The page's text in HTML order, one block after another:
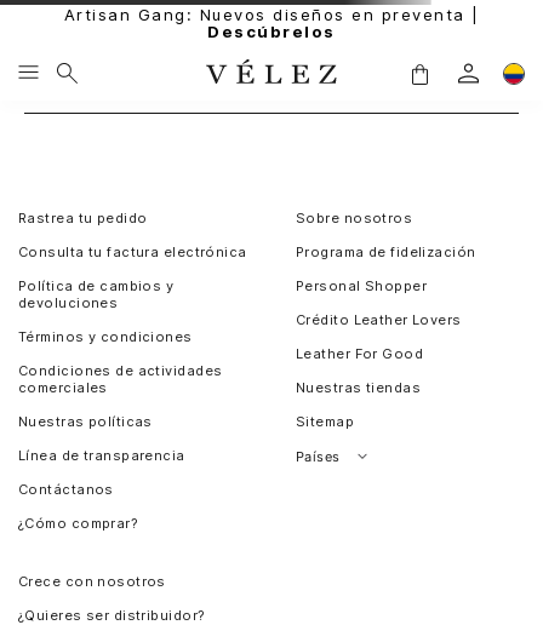
Artisan Gang: Nuevos diseños en preventa |
Descúbrelos
Rastrea tu pedido
Consulta tu factura electrónica
Política de cambios y
devoluciones
Términos y condiciones
Condiciones de actividades
comerciales
Nuestras políticas
Línea de transparencia
Contáctanos
¿Cómo comprar?
Sobre nosotros
Programa de fidelización
Personal Shopper
Crédito Leather Lovers
Leather For Good
Nuestras tiendas
Sitemap
Países
Crece con nosotros
¿Quieres ser distribuidor?